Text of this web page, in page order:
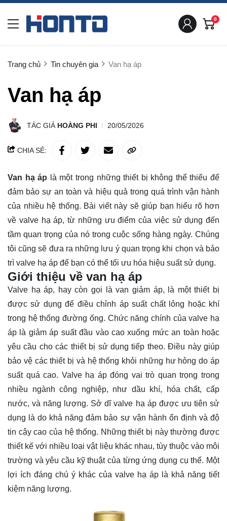
0
Trang chủ Tin chuyên gia Van hạ áp
Van hạ áp
TÁC GIẢ HOÀNG PHI 20/05/2026
CHIA SẺ:
Van hạ áp là một trong những thiết bị không thể thiếu để
đảm bảo sự an toàn và hiệu quả trong quá trình vận hành
của nhiều hệ thống. Bài viết này sẽ giúp bạn hiểu rõ hơn
về valve hạ áp, từ những ưu điểm của việc sử dụng đến
tầm quan trọng của nó trong cuộc sống hàng ngày. Chúng
tôi cũng sẽ đưa ra những lưu ýquan trọng khi chọn và bảo
trì valve hạ áp để bạn có thể tối ưu hóa hiệu suất sử dụng.
Giới thiệu về van hạ áp
Valve hạ áp, hay còn gọi là van giảm áp, là một thiết bị
được sử dụng để điều chỉnh áp suất chất lỏng hoặc khí
trong hệ thống đường ống. Chức năng chính của valve hạ
áp là giảm áp suất đầu vào cao xuống mức an toàn hoặc
yêu cầu cho các thiết bị sử dụng tiếp theo. Điều này giúp
bảo vệ các thiết bị và hệ thống khỏi những hư hỏng do áp
suất quá cao. Valve hạ áp đóng vai trò quan trọng trong
nhiều ngành công nghiệp, như dầu khí, hóa chất, cấp
nước, và năng lượng. Sở dĩ valve hạ áp được ưu tiên sử
dụng là do khả năng đảm bảo sự vận hành ổn định và độ
tin cậy cao của hệ thống. Những thiết bị này thường được
thiết kế với nhiều loại vật liệu khác nhau, tùy thuộc vào môi
trường và yêu cầu kỹ thuật của từng ứng dụng cụ thể. Một
lợi ích đáng chú ý khác của valve hạ áp là khả năng tiết
kiệm năng lượng.